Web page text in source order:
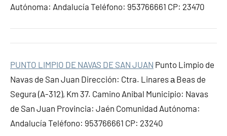
Autónoma: Andalucía Teléfono: 953766661 CP: 23470
PUNTO LIMPIO DE NAVAS DE SAN JUAN Punto Limpio de
Navas de San Juan Dirección: Ctra. Linares а Beas de
Segura (A-312), Km 37. Camino Anibal Municipio: Navas
de San Juan Provincia: Jaén Comunidad Autónoma:
Andalucía Teléfono: 953766661 CP: 23240